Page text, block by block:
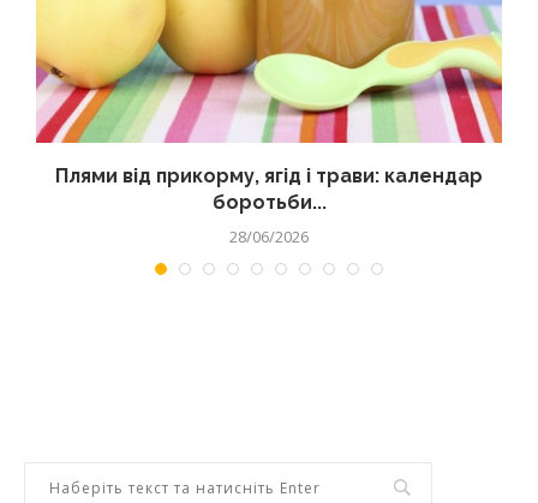
Плями від прикорму, ягід і трави: календар
боротьби...
28/06/2026